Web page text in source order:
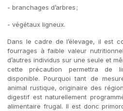
- branchages d’arbres ;
- végétaux ligneux.
Dans le cadre de l’élevage, il est
fourrages à faible valeur
d’autres individus sur une seule et
cette précaution permettra de
disponible. Pourquoi tant de
animal rustique, originaire des
digestif est naturellement
alimentaire frugal. Il est donc